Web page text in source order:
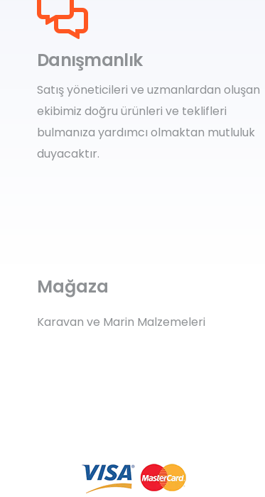
Danışmanlık
Satış yöneticileri ve uzmanlardan oluşan
ekibimiz doğru ürünleri ve teklifleri
bulmanıza yardımcı olmaktan mutluluk
duyacaktır.
Mağaza
Karavan ve Marin Malzemeleri